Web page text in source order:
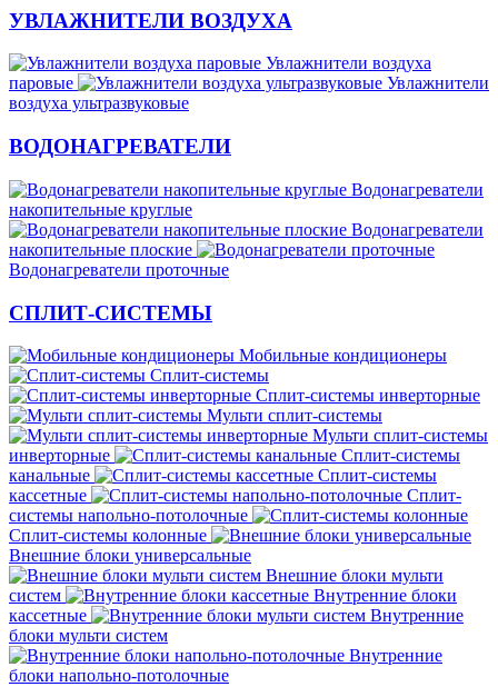
УВЛАЖНИТЕЛИ ВОЗДУХА
Увлажнители воздуха
паровые
Увлажнители
воздуха ультразвуковые
ВОДОНАГРЕВАТЕЛИ
Водонагреватели
накопительные круглые
Водонагреватели
накопительные плоские
Водонагреватели проточные
СПЛИТ-СИСТЕМЫ
Мобильные кондиционеры
Сплит-системы
Сплит-системы инверторные
Мульти сплит-системы
Мульти сплит-системы
инверторные
Сплит-системы
канальные
Сплит-системы
кассетные
Сплит-
системы напольно-потолочные
Cплит-системы колонные
Внешние блоки универсальные
Внешние блоки мульти
систем
Внутренние блоки
кассетные
Внутренние
блоки мульти систем
Внутренние
блоки напольно-потолочные